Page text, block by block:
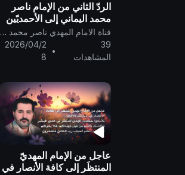
الردّ الثاني من الإمام ناصر
محمد اليماني إلى الأحمديّين
الذين ضلّ سعيُهم في الحياة
الدنيا ويحسبون أنّهم مهتدون
..
قناة الامام المهدي ناصر محمد اليماني
39
المشاهدات
•
2026/04/2
8
عاجل من الإمام المهديّ
المنتظَر إلى كافة الأنصار في